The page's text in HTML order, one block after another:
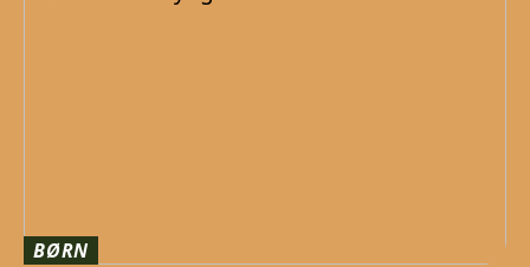
BØRN